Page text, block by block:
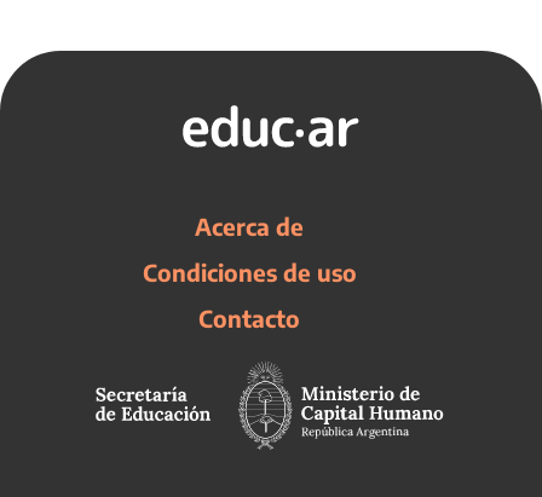
Acerca de
Condiciones de uso
Contacto